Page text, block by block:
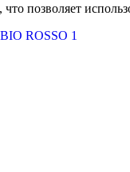
позволяет